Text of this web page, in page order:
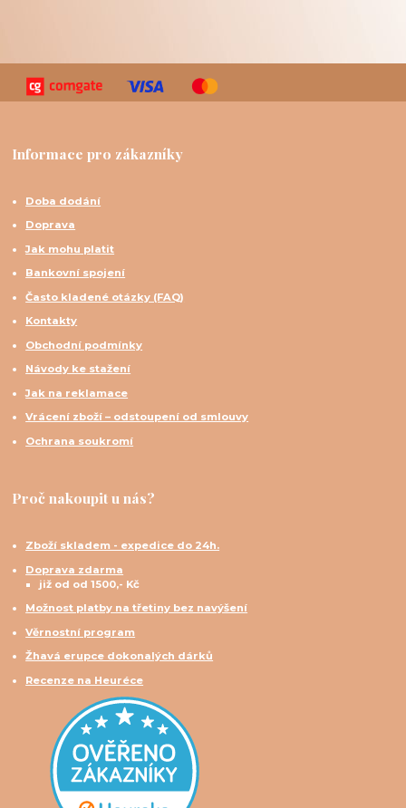
Informace pro zákazníky
Doba dodání
Doprava
Jak mohu platit
Bankovní spojení
Často kladené otázky (FAQ)
Kontakty
Obchodní podmínky
Návody ke stažení
Jak na reklamace
Vrácení zboží – odstoupení od smlouvy
Ochrana soukromí
Proč nakoupit u nás?
Zboží skladem - expedice do 24h.
Doprava zdarma
již od od 1500,- Kč
Možnost platby na třetiny bez navýšení
Věrnostní program
Žhavá erupce dokonalých dárků
Recenze na Heuréce